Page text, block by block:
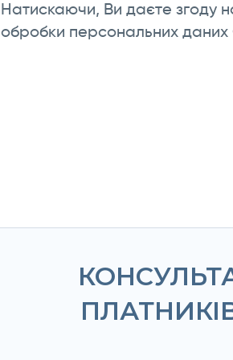
Натискаючи, Ви даєте згоду
обробки персональних